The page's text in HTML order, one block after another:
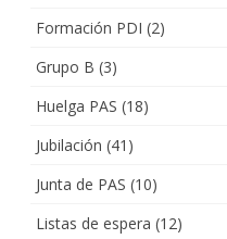
Formación PDI (2)
Grupo B (3)
Huelga PAS (18)
Jubilación (41)
Junta de PAS (10)
Listas de espera (12)